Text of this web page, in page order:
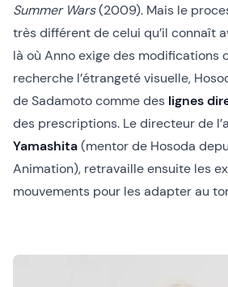
Summer Wars(2009). Mais le
très différent de celui qu’il connaît
là où Anno exige des modifications
recherche l’étrangeté visuelle,
de Sadamoto comme des lignes
des prescriptions. Le directeur de
Yamashita(mentor de Hosoda
Animation), retravaille ensuite les
mouvements pour les adapter au